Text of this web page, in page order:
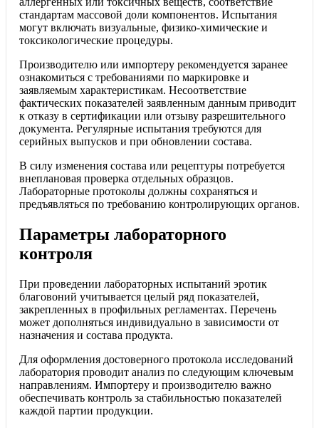
стандартам массовой доли компонентов. Испытания
могут включать визуальные, физико-химические и
токсикологические процедуры.
Производителю или импортеру рекомендуется заранее
ознакомиться с требованиями по маркировке и
заявляемым характеристикам. Несоответствие
фактических показателей заявленным данным приводит
к отказу в сертификации или отзыву разрешительного
документа. Регулярные испытания требуются для
серийных выпусков и при обновлении состава.
В силу изменения состава или рецептуры потребуется
внеплановая проверка отдельных образцов.
Лабораторные протоколы должны сохраняться и
предъявляться по требованию контролирующих органов.
Параметры лабораторного
контроля
При проведении лабораторных испытаний эротик
благовоний учитывается целый ряд показателей,
закрепленных в профильных регламентах. Перечень
может дополняться индивидуально в зависимости от
назначения и состава продукта.
Для оформления достоверного протокола исследований
лаборатория проводит анализ по следующим ключевым
направлениям. Импортеру и производителю важно
обеспечивать контроль за стабильностью показателей
каждой партии продукции.